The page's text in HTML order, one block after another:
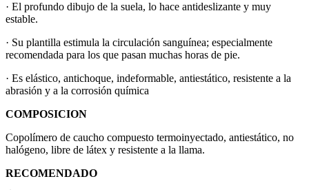
· El profundo dibujo de la suela, lo hace antideslizante y muy
estable.
· Su plantilla estimula la circulación sanguínea; especialmente
recomendada para los que pasan muchas horas de pie.
· Es elástico, antichoque, indeformable, antiestático, resistente a la
abrasión y a la corrosión química
COMPOSICION
Copolímero de caucho compuesto termoinyectado, antiestático, no
halógeno, libre de látex y resistente a la llama.
RECOMENDADO